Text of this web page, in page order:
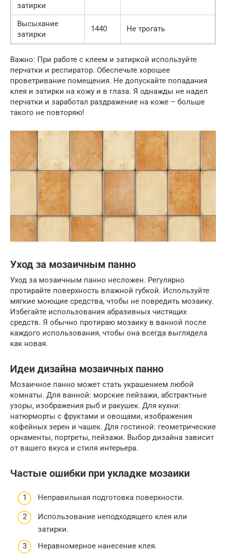
затирки
Высыхание
затирки
1440 Не трогать
Важно: При работе с клеем и затиркой используйте
перчатки и респиратор. Обеспечьте хорошее
проветривание помещения. Не допускайте попадания
клея и затирки на кожу и в глаза. Я однажды не надел
перчатки и заработал раздражение на коже – больше
такого не повторяю!
Уход за мозаичным панно
Уход за мозаичным панно несложен. Регулярно
протирайте поверхность влажной губкой. Используйте
мягкие моющие средства, чтобы не повредить мозаику.
Избегайте использования абразивных чистящих
средств. Я обычно протираю мозаику в ванной после
каждого использования, чтобы она всегда выглядела
как новая.
Идеи дизайна мозаичных панно
Мозаичное панно может стать украшением любой
комнаты. Для ванной: морские пейзажи, абстрактные
узоры, изображения рыб и ракушек. Для кухни:
натюрморты с фруктами и овощами, изображения
кофейных зерен и чашек. Для гостиной: геометрические
орнаменты, портреты, пейзажи. Выбор дизайна зависит
от вашего вкуса и стиля интерьера.
Частые ошибки при укладке мозаики
Неправильная подготовка поверхности.
Использование неподходящего клея или
затирки.
Неравномерное нанесение клея.